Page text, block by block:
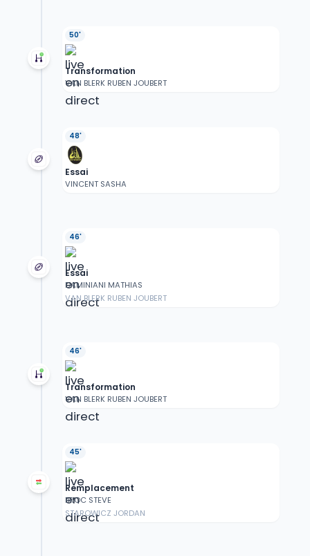
50'
Transformation
VAN BLERK RUBEN JOUBERT
48'
Essai
VINCENT SASHA
46'
Essai
DAMINIANI MATHIAS
VAN BLERK RUBEN JOUBERT
46'
Transformation
VAN BLERK RUBEN JOUBERT
45'
Remplacement
BROC STEVE
STAROWICZ JORDAN